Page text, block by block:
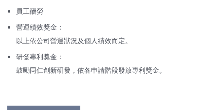
員工酬勞
營運績效獎金：
以上依公司營運狀況及個人績效而定。
研發專利獎金：
鼓勵同仁創新研發，依各申請階段發放專利獎金。